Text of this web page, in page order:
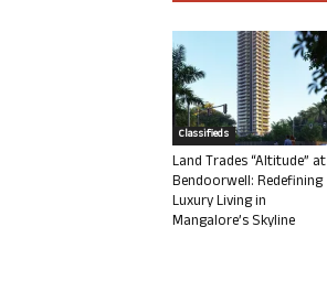
Classifieds
Land Trades “Altitude” at
Bendoorwell: Redefining
Luxury Living in
Mangalore’s Skyline